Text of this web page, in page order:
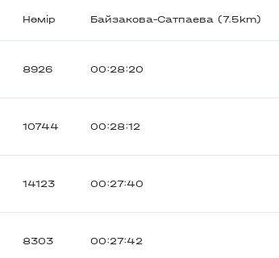
Нөмір Байзакова-Сатпаева (7.5km)
8926 00:28:20
10744 00:28:12
14123 00:27:40
8303 00:27:42